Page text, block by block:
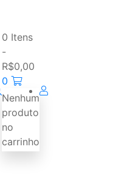
0 Itens
-
R$0,00
0
Nenhum
produto
no
carrinho